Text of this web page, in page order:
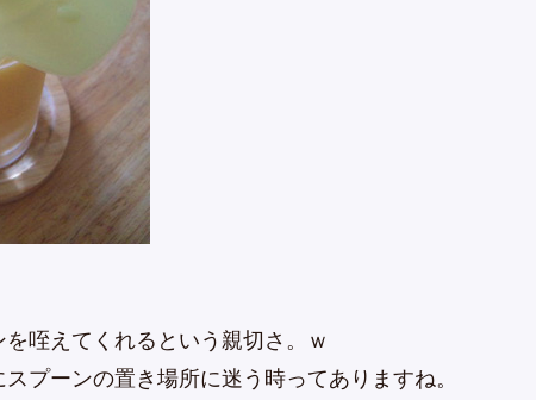
咥えてくれるという親切さ。ｗ
プーンの置き場所に迷う時ってありますね。